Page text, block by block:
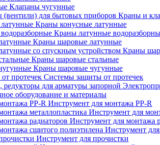
Клапаны чугунные
Краны и
Краны конусные латунные
Краны латунные
Краны шаровые латунные
Краны
Краны шаровые стальные
Краны шаровые чугунные
Системы защиты от протечек
оборудование и материалы
Инструмент для монтажа PP-R
Инструмент для
Инструмент для монтажа
Инструмент
Инструмент для прочистки